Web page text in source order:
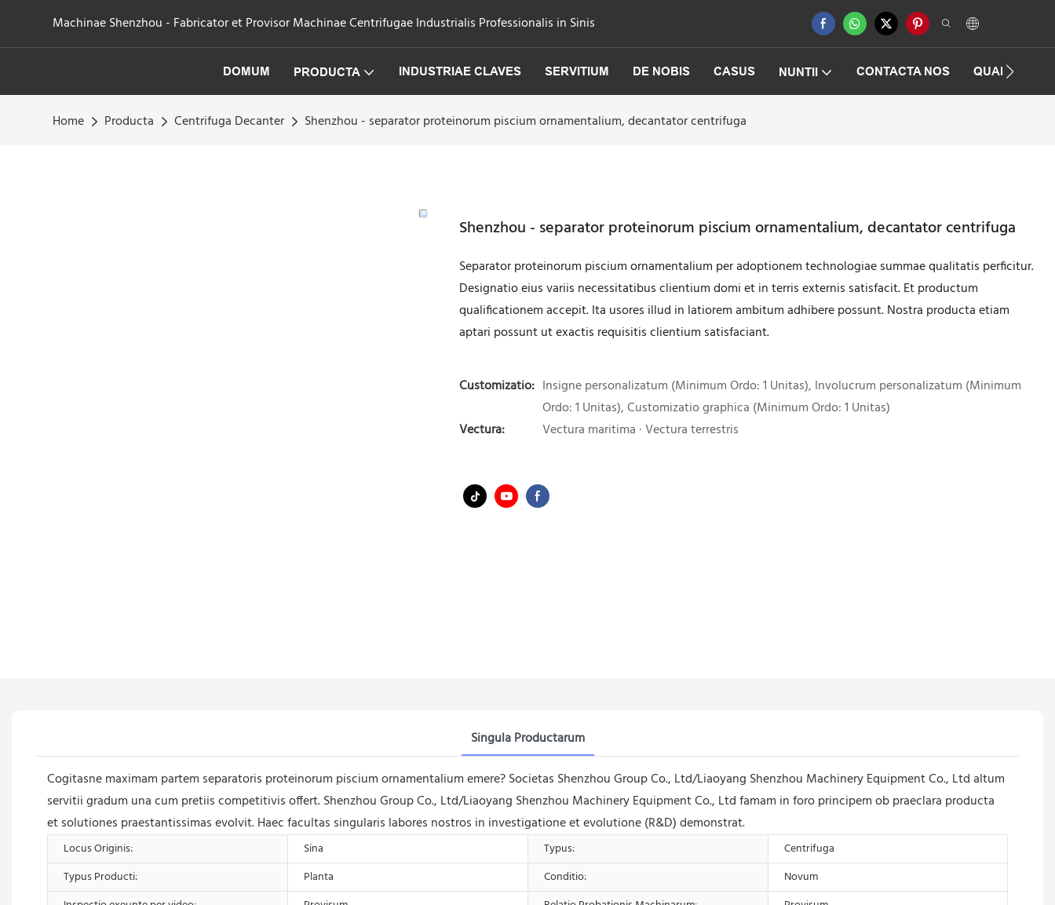
Machinae Shenzhou - Fabricator et Provisor Machinae Centrifugae Industrialis Professionalis in Sinis
DOMUM PRODUCTA INDUSTRIAE CLAVES SERVITIUM DE NOBIS CASUS NUNTII CONTACTA NOS
Home Producta Centrifuga Decanter Shenzhou - separator proteinorum piscium ornamentalium, decantator centrifuga
Shenzhou - separator proteinorum piscium ornamentalium, decantator centrifuga
Separator proteinorum piscium ornamentalium per adoptionem technologiae summae qualitatis perficitur.
Designatio eius variis necessitatibus clientium domi et in terris externis satisfacit. Et productum
qualificationem accepit. Ita usores illud in latiorem ambitum adhibere possunt. Nostra producta etiam
aptari possunt ut exactis requisitis clientium satisfaciant.
Customizatio: Insigne personalizatum (Minimum Ordo: 1 Unitas), Involucrum personalizatum (Minimum
Ordo: 1 Unitas), Customizatio graphica (Minimum Ordo: 1 Unitas)
Vectura:
Vectura maritima · Vectura terrestris
Singula Productarum
Cogitasne maximam partem separatoris proteinorum piscium ornamentalium emere? Societas Shenzhou Group Co., Ltd/Liaoyang Shenzhou Machinery Equipment Co., Ltd altum
servitii gradum una cum pretiis competitivis offert. Shenzhou Group Co., Ltd/Liaoyang Shenzhou Machinery Equipment Co., Ltd famam in foro principem ob praeclara producta
et solutiones praestantissimas evolvit. Haec facultas singularis labores nostros in investigatione et evolutione (R&D) demonstrat.
Locus Originis: Sina Typus:
Centrifuga
Typus Producti:
Planta Conditio:
Novum